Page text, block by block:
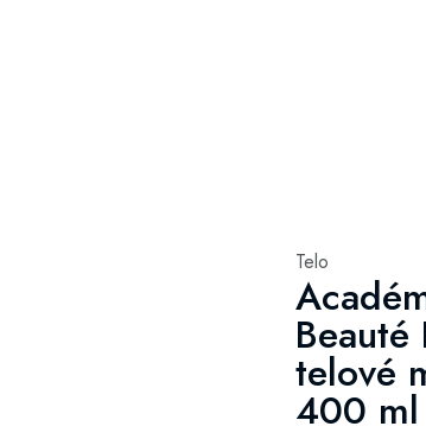
Telo
telové
400 ml